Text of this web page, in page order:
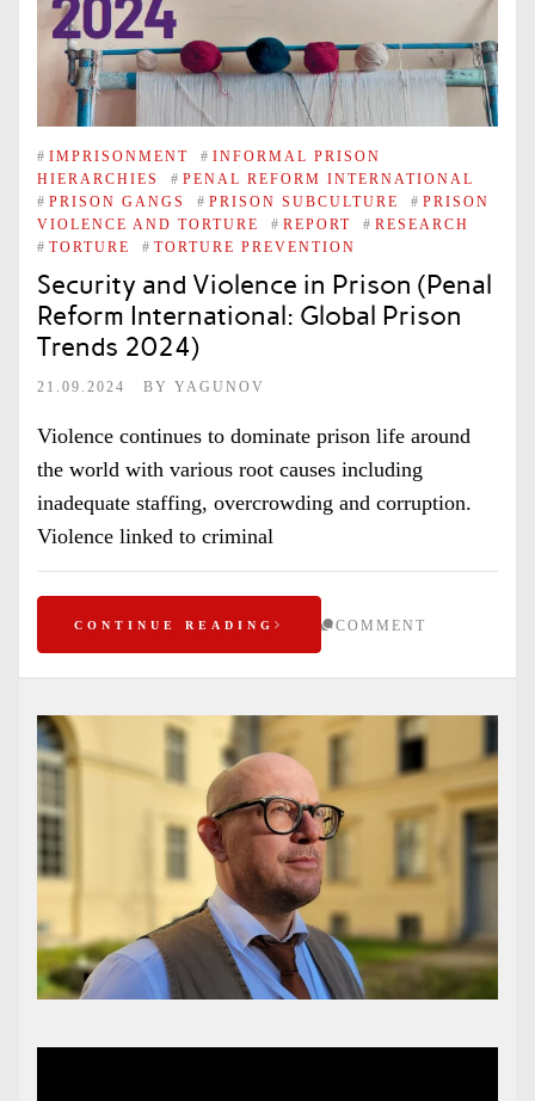
# IMPRISONMENT # INFORMAL PRISON
HIERARCHIES
# PENAL REFORM INTERNATIONAL
# PRISON GANGS # PRISON SUBCULTURE # PRISON
VIOLENCE AND TORTURE
# REPORT # RESEARCH
# TORTURE # TORTURE PREVENTION
Security and Violence in Prison (Penal
Reform International: Global Prison
Trends 2024)
21.09.2024 BY YAGUNOV
Violence continues to dominate prison life around
the world with various root causes including
inadequate staffing, overcrowding and corruption.
Violence linked to criminal
CONTINUE READING COMMENT